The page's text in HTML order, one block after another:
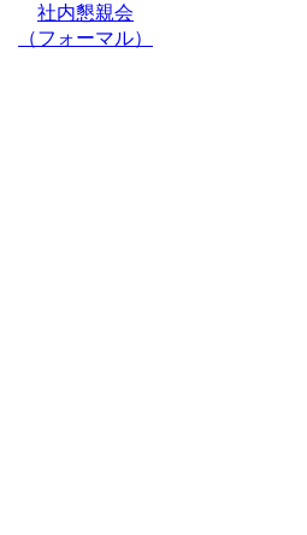
社内懇親会
（フォーマル）